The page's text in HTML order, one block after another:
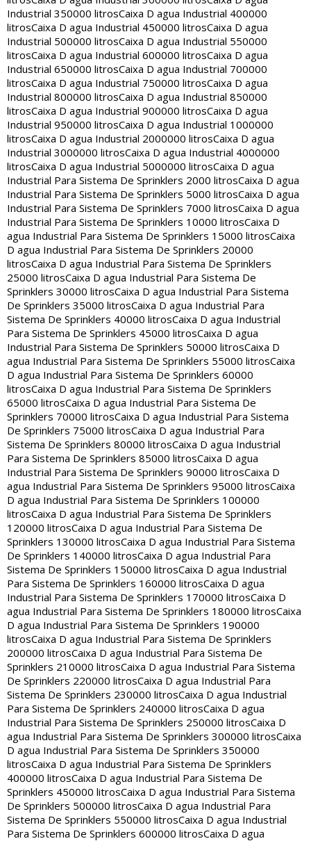
Industrial 350000 litrosCaixa D agua Industrial 400000
litrosCaixa D agua Industrial 450000 litrosCaixa D agua
Industrial 500000 litrosCaixa D agua Industrial 550000
litrosCaixa D agua Industrial 600000 litrosCaixa D agua
Industrial 650000 litrosCaixa D agua Industrial 700000
litrosCaixa D agua Industrial 750000 litrosCaixa D agua
Industrial 800000 litrosCaixa D agua Industrial 850000
litrosCaixa D agua Industrial 900000 litrosCaixa D agua
Industrial 950000 litrosCaixa D agua Industrial 1000000
litrosCaixa D agua Industrial 2000000 litrosCaixa D agua
Industrial 3000000 litrosCaixa D agua Industrial 4000000
litrosCaixa D agua Industrial 5000000 litrosCaixa D agua
Industrial Para Sistema De Sprinklers 2000 litrosCaixa D agua
Industrial Para Sistema De Sprinklers 5000 litrosCaixa D agua
Industrial Para Sistema De Sprinklers 7000 litrosCaixa D agua
Industrial Para Sistema De Sprinklers 10000 litrosCaixa D
agua Industrial Para Sistema De Sprinklers 15000 litrosCaixa
D agua Industrial Para Sistema De Sprinklers 20000
litrosCaixa D agua Industrial Para Sistema De Sprinklers
25000 litrosCaixa D agua Industrial Para Sistema De
Sprinklers 30000 litrosCaixa D agua Industrial Para Sistema
De Sprinklers 35000 litrosCaixa D agua Industrial Para
Sistema De Sprinklers 40000 litrosCaixa D agua Industrial
Para Sistema De Sprinklers 45000 litrosCaixa D agua
Industrial Para Sistema De Sprinklers 50000 litrosCaixa D
agua Industrial Para Sistema De Sprinklers 55000 litrosCaixa
D agua Industrial Para Sistema De Sprinklers 60000
litrosCaixa D agua Industrial Para Sistema De Sprinklers
65000 litrosCaixa D agua Industrial Para Sistema De
Sprinklers 70000 litrosCaixa D agua Industrial Para Sistema
De Sprinklers 75000 litrosCaixa D agua Industrial Para
Sistema De Sprinklers 80000 litrosCaixa D agua Industrial
Para Sistema De Sprinklers 85000 litrosCaixa D agua
Industrial Para Sistema De Sprinklers 90000 litrosCaixa D
agua Industrial Para Sistema De Sprinklers 95000 litrosCaixa
D agua Industrial Para Sistema De Sprinklers 100000
litrosCaixa D agua Industrial Para Sistema De Sprinklers
120000 litrosCaixa D agua Industrial Para Sistema De
Sprinklers 130000 litrosCaixa D agua Industrial Para Sistema
De Sprinklers 140000 litrosCaixa D agua Industrial Para
Sistema De Sprinklers 150000 litrosCaixa D agua Industrial
Para Sistema De Sprinklers 160000 litrosCaixa D agua
Industrial Para Sistema De Sprinklers 170000 litrosCaixa D
agua Industrial Para Sistema De Sprinklers 180000 litrosCaixa
D agua Industrial Para Sistema De Sprinklers 190000
litrosCaixa D agua Industrial Para Sistema De Sprinklers
200000 litrosCaixa D agua Industrial Para Sistema De
Sprinklers 210000 litrosCaixa D agua Industrial Para Sistema
De Sprinklers 220000 litrosCaixa D agua Industrial Para
Sistema De Sprinklers 230000 litrosCaixa D agua Industrial
Para Sistema De Sprinklers 240000 litrosCaixa D agua
Industrial Para Sistema De Sprinklers 250000 litrosCaixa D
agua Industrial Para Sistema De Sprinklers 300000 litrosCaixa
D agua Industrial Para Sistema De Sprinklers 350000
litrosCaixa D agua Industrial Para Sistema De Sprinklers
400000 litrosCaixa D agua Industrial Para Sistema De
Sprinklers 450000 litrosCaixa D agua Industrial Para Sistema
De Sprinklers 500000 litrosCaixa D agua Industrial Para
Sistema De Sprinklers 550000 litrosCaixa D agua Industrial
Para Sistema De Sprinklers 600000 litrosCaixa D agua